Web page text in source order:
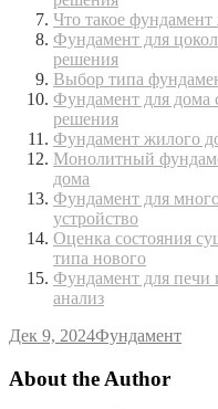
Что такое
Фундамент для
решения
Выбор типа
Фундамент для дома
решения
Фундамент жилого
Монолитный
дома
Фундамент для
устройство
Оценка состояния
типа нового
Фундамент для печи
анализ
Дек 9, 2024Фундамент
About the Author